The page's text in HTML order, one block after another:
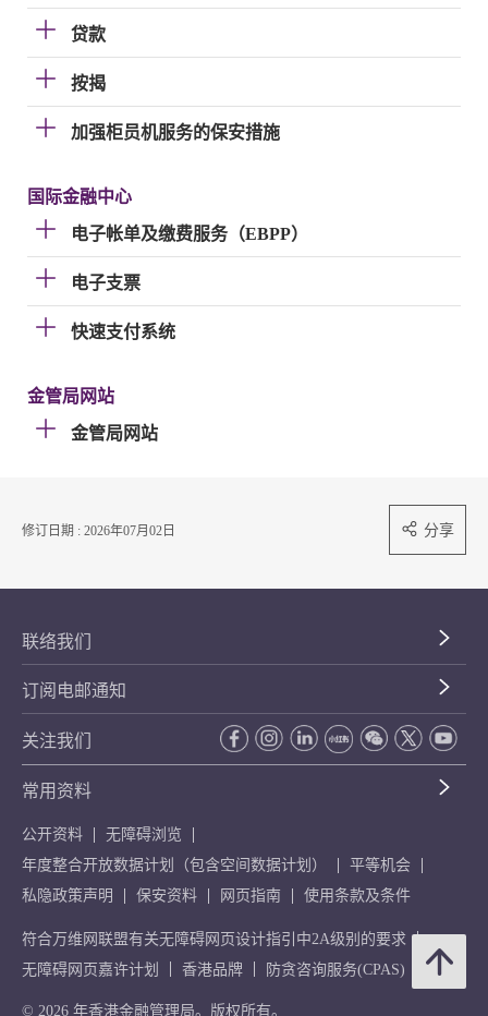
贷款
按揭
加强柜员机服务的保安措施
国际金融中心
电子帐单及缴费服务（EBPP）
电子支票
快速支付系统
金管局网站
金管局网站
修订日期 : 2026年07月02日 分享
联络我们
订阅电邮通知
关注我们
常用资料
公开资料
无障碍浏览
年度整合开放数据计划（包含空间数据计划）
平等机会
私隐政策声明
保安资料 网页指南 使用条款及条件
符合万维网联盟有关无障碍网页设计指引中2A级别的要求
无障碍网页嘉许计划
香港品牌 防贪咨询服务(CPAS)
© 2026 年香港金融管理局。版权所有。